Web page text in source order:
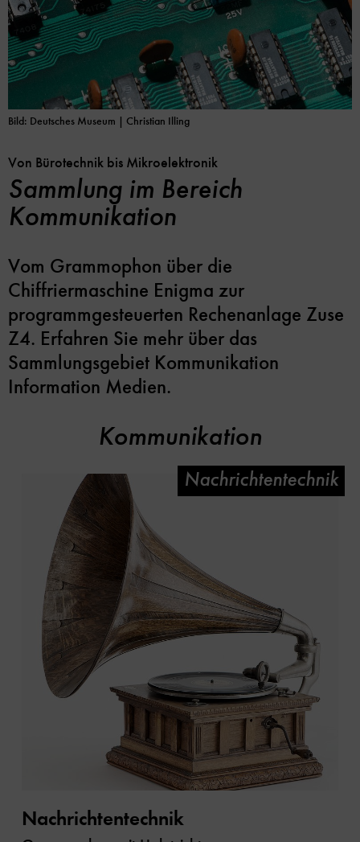
Bild: Deutsches Museum | Christian Illing
Von Bürotechnik bis Mikroelektronik
Sammlung im Bereich
Kommunikation
Vom Grammophon über die
Chiffriermaschine Enigma zur
programmgesteuerten Rechenanlage Zuse
Z4. Erfahren Sie mehr über das
Sammlungsgebiet Kommunikation
Information Medien.
Kommunikation
Nachrichtentechnik
Nachrichtentechnik